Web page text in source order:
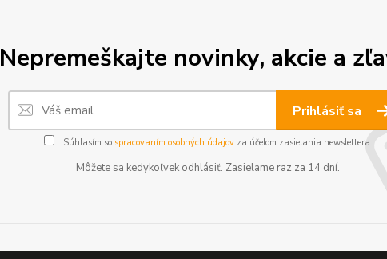
Nepremeškajte novinky, akcie a
Prihlásiť sa
Súhlasím so spracovaním osobných údajovza účelom zasielania newslettera.
Môžete sa kedykoľvek odhlásiť. Zasielame raz za 14 dní.